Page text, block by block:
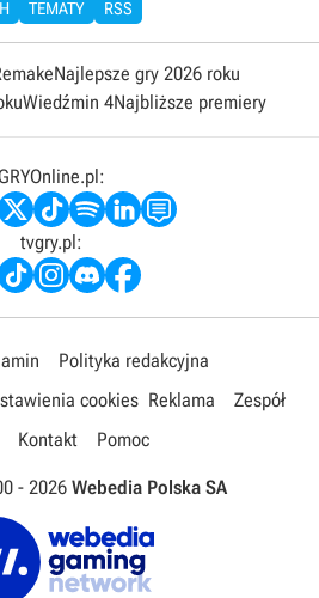
TEMATY RSS
Najlepsze gry 2026 roku
Wiedźmin 4Najbliższe premiery
tvgry.pl:
Polityka redakcyjna
cookies Reklama
Zespół
Kontakt Pomoc
- 2026 Webedia Polska SA